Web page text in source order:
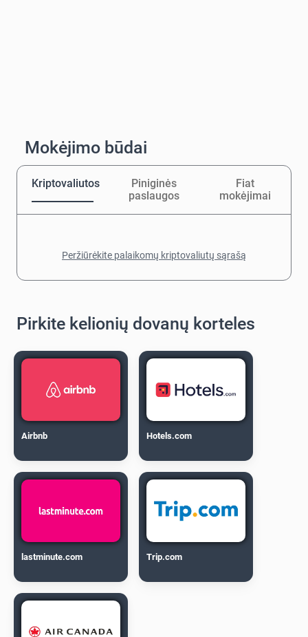
Mokėjimo būdai
Kriptovaliutos
Piniginės
paslaugos
Fiat
mokėjimai
Peržiūrėkite palaikomų kriptovaliutų sąrašą
Pirkite kelionių dovanų korteles
Airbnb Hotels.com
lastminute.com Trip.com